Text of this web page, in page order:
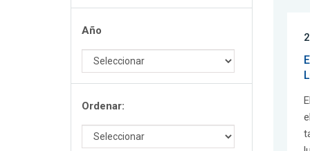
Año
Ordenar: